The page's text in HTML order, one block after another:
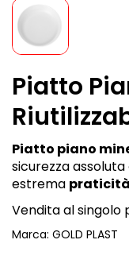
Piatto
Piatto piano
sicurezza
estrema
Vendita al singolo
Marca: GOLD PLAST